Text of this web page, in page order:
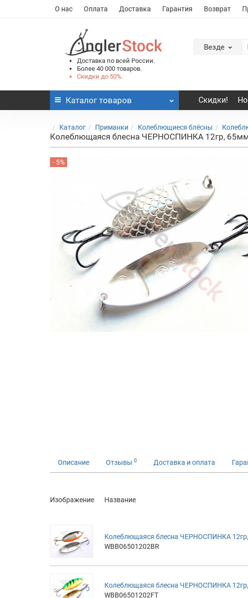
О нас Оплата Доставка Гарантия Возврат
Доставка по всей России.
Более 40 000 товаров.
Скидки до 50%.
Везде
Каталог товаров Скидки!
Каталог Приманки Колеблющиеся блёсны
Колеблющаяся блесна ЧЕРНОСПИНКА 12гр,
- 5%
Описание Отзывы 0 Доставка и оплата
Изображение Название
Колеблющаяся блесна ЧЕРНОСПИНКА 12гр,
WBB06501202BR
Колеблющаяся блесна ЧЕРНОСПИНКА 12гр,
WBB06501202FT